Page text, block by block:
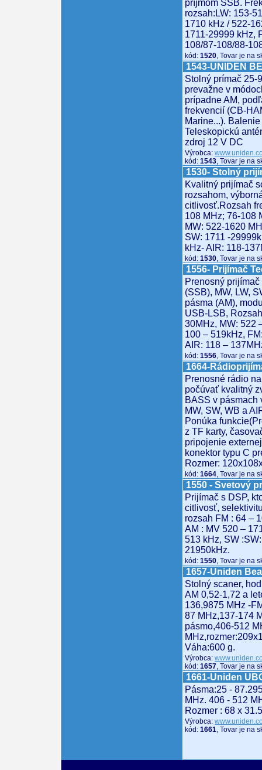
príjmom SSB.
rozsah:LW: 153-
1710 kHz / 522-
1711-29999 kHz,
108/87-108/88-
kód: 1520, Tovar je na
1543-UNIDEN
Stolný prímač 25-
prevažne v
prípadne AM,
frekvencií (CB-
Marine...).
Teleskopickú
zdroj 12 V DC
Výrobca:
kód: 1543, Tovar je na
1530- Stolný
Kvalitný prijímač
rozsahom,
citlivosť.Rozsah
108 MHz; 76-108
MW: 522-1620
SW: 1711 -
kHz- AIR: 118-
kód: 1530, Tovar je na
1556- Prijímač
Prenosný
(SSB), MW, LW,
pásma (AM),
USB-LSB,
30MHz, MW: 522
100 – 519kHz,
AIR: 118 –
kód: 1556, Tovar je na
1664-
Prenosné rádio
počúvať kvalitný
BASS v pásmach
MW, SW, WB a
Ponúka
z TF karty,
pripojenie
konektor typu C
Rozmer:
kód: 1664, Tovar je na
1550 - Svetový
Prijímač s DSP,
citlivosť,
rozsah FM : 64 –
AM : MV 520 –
513 kHz, SW
21950kHz.
kód: 1550, Tovar je na
1657-Uniden
Stolný scaner,
AM 0,52-1,72 a
136,9875 MHz -
87 MHz,137-174
pásmo,406-512
Váha:600 g.
Výrobca:
kód: 1657, Tovar je na
1661-Uniden
Pásma:25 -
MHz. 406 - 512
Rozmer : 68 x
Výrobca:
kód: 1661, Tovar je na